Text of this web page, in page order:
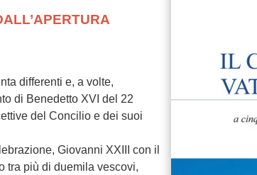
differenti e, a volte,
di Benedetto XVI del 22
del Concilio e dei suoi
Giovanni XXIII con il
tra più di duemila vescovi,